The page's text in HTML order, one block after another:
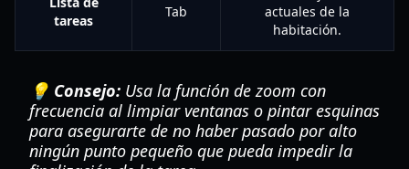
tareas
Tab
actuales de la
habitación.
💡 Consejo: Usa la función de zoom con
frecuencia al limpiar ventanas o pintar esquinas
para asegurarte de no haber pasado por alto
ningún punto pequeño que pueda impedir la